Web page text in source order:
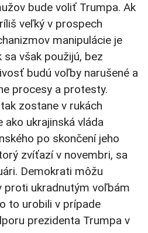
bude voliť Trumpa. Ak
veľký v prospech
manipulácie je
sa však použijú, bez
budú voľby narušené a
procesy a protesty.
zostane v rukách
ukrajinská vláda
po skončení jeho
zvíťazí v novembri, sa
Demokrati môžu
proti ukradnutým voľbám
to urobili v prípade
prezidenta Trumpa v